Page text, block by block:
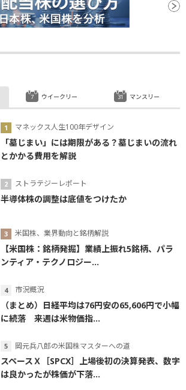
マネックス人生100年デザイン
「墓じまい」には期限がある？墓じまいの流れ
とかかる費用を解説
ストラテジーレポート
半導体株の調整は底値をつけたか
米国株、業界動向と銘柄解説
【米国株：銘柄発掘】業績上振れ5銘柄、パラ
ンティア・テクノロジー...
市況概況
（まとめ）日経平均は76円安の65,606円で小幅
に続落 来週は米物価指...
岡元兵八郎の米国株マスターへの道
スペースＸ［SPCX］上場後初の決算発表、数字
は良かったが株価が下落...
ウイークリー マンスリー